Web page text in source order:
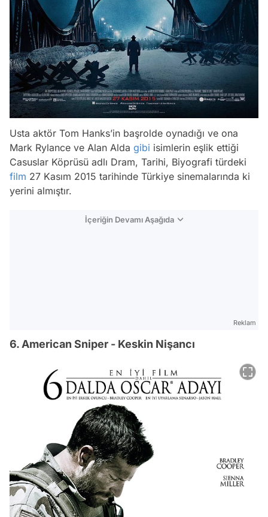
Usta aktör Tom Hanks’in başrolde oynadığı ve ona
Mark Rylance ve Alan Alda gibi isimlerin eşlik ettiği
Casuslar Köprüsü adlı Dram, Tarihi, Biyografi türdeki
film 27 Kasım 2015 tarihinde Türkiye sinemalarında ki
yerini almıştır.
İçeriğin Devamı Aşağıda
Reklam
6. American Sniper - Keskin Nişancı